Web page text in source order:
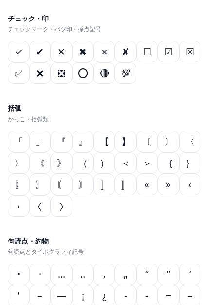
チェック・印
チェックマーク・バツ印・採点記号
✓ ✔ ✕ ✖ ✗ ✘ ☐ ☑
☒
✅
❌ ❎ ⭕ 🔴 💯
括弧
かっこ・括弧類
「 」 『 』 【 】 〔 〕
〈
〉
《 》 （ ） ＜ ＞ ｛
｝
〖
〗 〘 〙 〚 〛 « »
‹
›
〈 〉
句読点・約物
句読点とタイポグラフィ記号
• · … ‥ ‚ „ “ ”
‘
’
– — ¡ ¿ ‐ ‑ ‒
−